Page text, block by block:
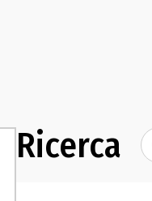
Ricerca